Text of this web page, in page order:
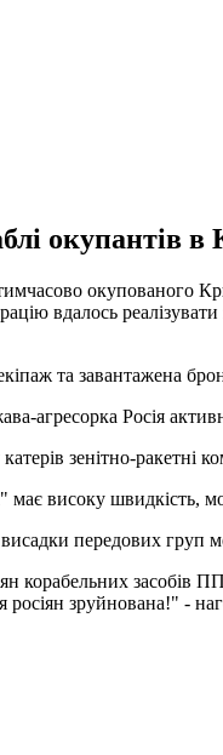
окупантів в
тимчасово
вдалось
та завантажена
агресорка Росія
зенітно-
високу швидкість,
передових груп
корабельних засобів
росіян зруйнована!" -